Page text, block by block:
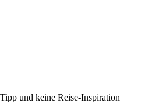
und keine Reise-Inspiration